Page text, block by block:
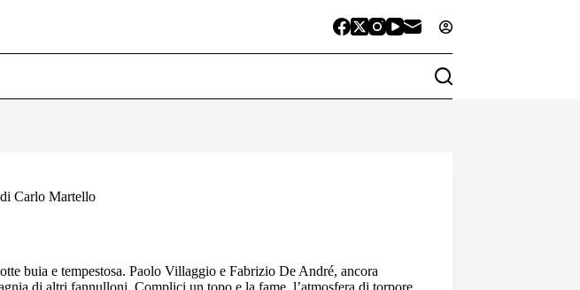
Carlo Martello
buia e tempestosa. Paolo Villaggio e Fabrizio De André, ancora